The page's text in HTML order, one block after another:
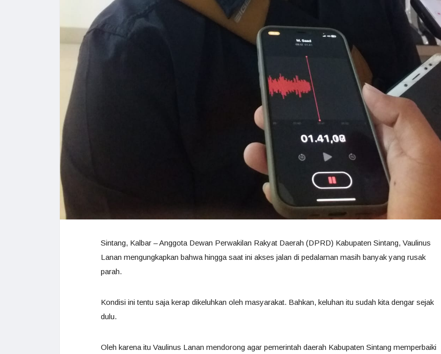
Sintang, Kalbar – Anggota Dewan Perwakilan Rakyat Daerah (DPRD) Kabupaten Sintang, Vaulinus
Lanan mengungkapkan bahwa hingga saat ini akses jalan di pedalaman masih banyak yang rusak
parah.
Kondisi ini tentu saja kerap dikeluhkan oleh masyarakat. Bahkan, keluhan itu sudah kita dengar sejak
dulu.
Oleh karena itu Vaulinus Lanan mendorong agar pemerintah daerah Kabupaten Sintang memperbaiki